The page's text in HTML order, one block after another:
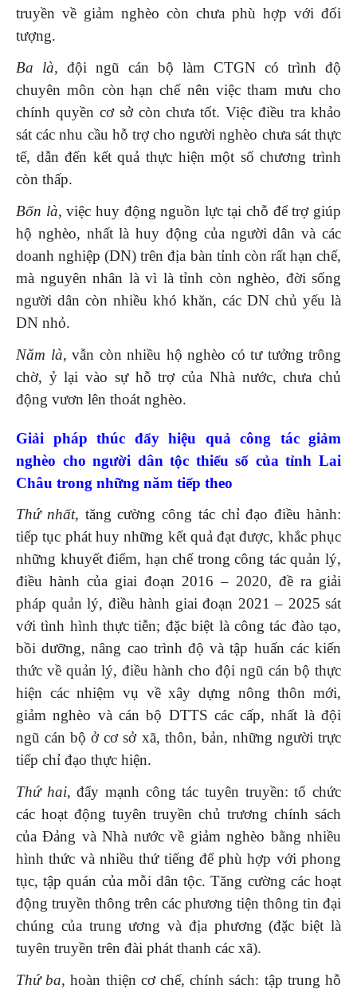
truyền về giảm nghèo còn chưa phù hợp với đối
tượng.
Ba là, đội ngũ cán bộ làm CTGN có trình độ
chuyên môn còn hạn chế nên việc tham mưu cho
chính quyền cơ sở còn chưa tốt. Việc điều tra khảo
sát các nhu cầu hỗ trợ cho người nghèo chưa sát thực
tế, dẫn đến kết quả thực hiện một số chương trình
còn thấp.
Bốn là, việc huy động nguồn lực tại chỗ để trợ giúp
hộ nghèo, nhất là huy động của người dân và các
doanh nghiệp (DN) trên địa bàn tỉnh còn rất hạn chế,
mà nguyên nhân là vì là tỉnh còn nghèo, đời sống
người dân còn nhiều khó khăn, các DN chủ yếu là
DN nhỏ.
Năm là, vẫn còn nhiều hộ nghèo có tư tưởng trông
chờ, ỷ lại vào sự hỗ trợ của Nhà nước, chưa chủ
động vươn lên thoát nghèo.
Giải pháp thúc đẩy hiệu quả công tác giảm
nghèo cho người dân tộc thiểu số của tỉnh Lai
Châu trong những năm tiếp theo
Thứ nhất, tăng cường công tác chỉ đạo điều hành:
tiếp tục phát huy những kết quả đạt được, khắc phục
những khuyết điểm, hạn chế trong công tác quản lý,
điều hành của giai đoạn 2016 – 2020, đề ra giải
pháp quản lý, điều hành giai đoạn 2021 – 2025 sát
với tình hình thực tiễn; đặc biệt là công tác đào tạo,
bồi dưỡng, nâng cao trình độ và tập huấn các kiến
thức về quản lý, điều hành cho đội ngũ cán bộ thực
hiện các nhiệm vụ về xây dựng nông thôn mới,
giảm nghèo và cán bộ DTTS các cấp, nhất là đội
ngũ cán bộ ở cơ sở xã, thôn, bản, những người trực
tiếp chỉ đạo thực hiện.
Thứ hai, đẩy mạnh công tác tuyên truyền: tổ chức
các hoạt động tuyên truyền chủ trương chính sách
của Đảng và Nhà nước về giảm nghèo bằng nhiều
hình thức và nhiều thứ tiếng để phù hợp với phong
tục, tập quán của mỗi dân tộc. Tăng cường các hoạt
động truyền thông trên các phương tiện thông tin đại
chúng của trung ương và địa phương (đặc biệt là
tuyên truyền trên đài phát thanh các xã).
Thứ ba, hoàn thiện cơ chế, chính sách: tập trung hỗ